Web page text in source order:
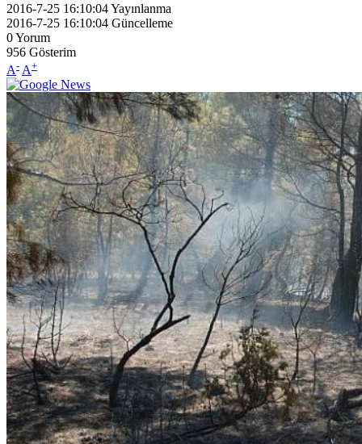
2016-7-25 16:10:04Yayınlanma
2016-7-25 16:10:04 Güncelleme
0Yorum
956 Gösterim
A- A+